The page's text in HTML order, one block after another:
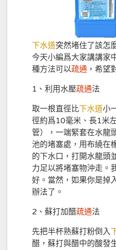
下水道突然堵住了該怎
今天小編爲大家講講家
種方法可以疏通 ，希望
1、利用水壓疏通法
取一根直徑比下水道小
徑約爲10毫米、長1米
管），一端緊套在水龍
池的堵塞處，用布繞在
的下水口，打開水龍頭
力足以將堵塞物沖走。
好。當然，如果你是掉
辦法了。
2、蘇打加醋疏通法
先把半杯熟蘇打粉倒入
醋，蘇打與醋中的酸發